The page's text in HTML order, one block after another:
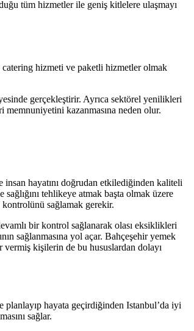
tüm hizmetler ile geniş kitlelere ulaşmayı
catering hizmeti ve paketli hizmetler olmak
gerçekleştirir. Ayrıca sektörel yenilikleri
kazanmasına neden olur.
hayatını doğrudan etkilediğinden kaliteli
tehlikeye atmak başta olmak üzere
sağlamak gerekir.
bir kontrol sağlanarak olası eksiklikleri
sağlanmasına yol açar. Bahçeşehir yemek
kişilerin de bu hususlardan dolayı
hayata geçirdiğinden Istanbul’da iyi
sağlar.